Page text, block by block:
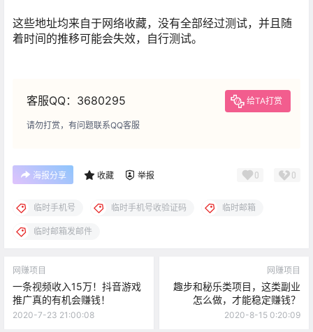
这些地址均来自于网络收藏，没有全部经过测试，并且随
着时间的推移可能会失效，自行测试。
客服QQ：3680295 给TA打赏
请勿打赏，有问题联系QQ客服
海报分享 收藏 举报 0 0
临时手机号 临时手机号收验证码 临时邮箱
临时邮箱发邮件
网赚项目
一条视频收入15万！抖音游戏
推广真的有机会赚钱！
2020-7-23 21:00:08
网赚项目
趣步和秘乐类项目，这类副业
怎么做，才能稳定赚钱？
2020-8-15 0:20:09